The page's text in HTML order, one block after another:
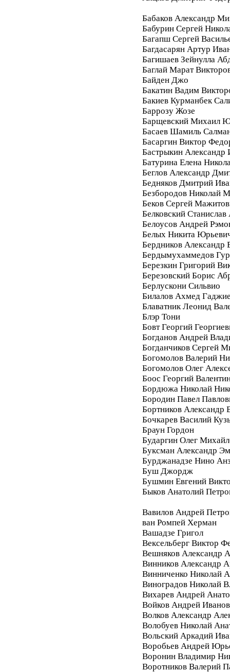
Бабаков Александр
Бабурин Сергей
Багапш Сергей
Багдасарян Артур
Багишаев Зейнулла
Баглай Марат
Байден Джо
Бакатин Вадим
Бакиев Курманбек
Баррозу Жозе
Барщевский Михаил
Басаев Шамиль
Басаргин Виктор
Бастрыкин Александр
Батурина Елена
Беглов Александр
Бедняков Дмитрий
Безбородов Николай
Беков Сергей
Белковский
Белоусов Андрей
Белых Никита
Бердников Александр
Бердымухаммедов
Березкин Григорий
Березовский Борис
Берлускони Сильвио
Билалов Ахмед
Блаватник Леонид
Блэр Тони
Бовт Георгий
Богданов Андрей
Богданчиков Сергей
Богомолов Валерий
Богомолов Олег
Боос Георгий
Бордюжа Николай
Бородин Павел
Бортников Александр
Бочкарев Василий
Браун Гордон
Бударгин Олег
Буксман Александр
Бурджанадзе Нино
Буш Джордж
Бушмин Евгений
Быков Анатолий
Вавилов Андрей
ван Ромпей Херман
Вашадзе Григол
Вексельберг Виктор
Вешняков Александр
Винников Александр
Винниченко Николай
Виноградов Николай
Вихарев Андрей
Войков Андрей
Волков Александр
Волобуев Николай
Вольский Аркадий
Воробьев Андрей
Воронин Владимир
Воротников Валерий